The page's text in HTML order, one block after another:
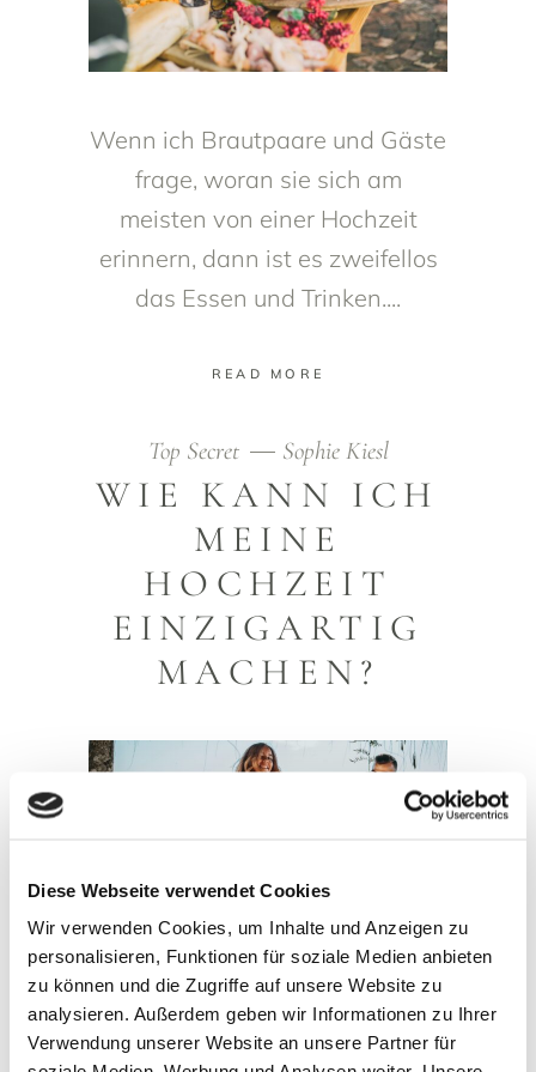
Diese Webseite verwendet Cookies
Wir verwenden Cookies, um Inhalte und Anzeigen zu
personalisieren, Funktionen für soziale Medien anbieten
zu können und die Zugriffe auf unsere Website zu
analysieren. Außerdem geben wir Informationen zu Ihrer
Verwendung unserer Website an unsere Partner für
Wenn ich Brautpaare und Gäste
frage, woran sie sich am
meisten von einer Hochzeit
erinnern, dann ist es zweifellos
das Essen und Trinken.
READ MORE
Top Secret Sophie Kiesl
WIE KANN ICH
MEINE
HOCHZEIT
EINZIGARTIG
MACHEN?